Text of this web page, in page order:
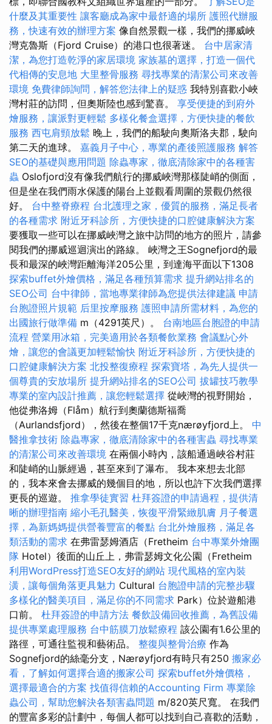
什麼及其重要性 讓客廳成為家中最舒適的場所 護照代辦服
務，快速有效的辦理方案 像自然景觀一樣，我們的挪威峽
灣克魯斯（Fjord Cruise）的港口也很著迷。 台中居家清
潔，為您打造乾淨的家居環境 家族墓的選擇，打造一個代
代相傳的安息地 大里整骨服務 尋找專業的清潔公司來改善
環境 免費律師詢問，解答您法律上的疑惑 我特別喜歡小峽
灣村莊的訪問，但奧斯陸也感到驚喜。 享受便捷的到府外
燴服務，讓派對更輕鬆 多樣化餐盒選擇，方便快捷的餐飲
服務 西屯肩頸放鬆 晚上，我們的船駛向奧斯洛夫郡，駛向
第二天的進球。 嘉義月子中心，專業的產後照護服務 解答
SEO的基礎與應用問題 除蟲專家，徹底清除家中的各種害
蟲 Oslofjord沒有像我們航行的挪威峽灣那樣陡峭的側面，
但是坐在我們雨水保護的陽台上並觀看周圍的景觀仍然很
好。 台中整脊療程 台北護理之家，優質的服務，滿足長者
的各種需求 附近牙科診所，方便快捷的口腔健康解決方案
要獲取一些可以在挪威峽灣之旅中訪問的地方的照片，請參
閱我們的挪威巡迴演出的路線。 峽灣之王Sognefjord的最
長和最深的峽灣距離海洋205公里，到達海平面以下1308
探索buffet外燴價格，滿足各種預算需求 提升網站排名的
SEO公司 台中律師，當地專業律師為您提供法律建議 申請
台胞證照片規範 后里按摩服務 護照申請所需材料，為您的
出國旅行做準備 m（4291英尺）。 台南地區台胞證的申請
流程 營業用冰箱，完美適用於各類餐飲業務 會議點心外
燴，讓您的會議更加輕鬆愉快 附近牙科診所，方便快捷的
口腔健康解決方案 北投整復療程 探索寶塔，為先人提供一
個尊貴的安放場所 提升網站排名的SEO公司 拔罐技巧教學
專業的室內設計推薦，讓您輕鬆選擇 從峽灣的視野開始，
他從弗洛姆（Flåm）航行到奧蘭德斯福喬
（Aurlandsfjord），然後在整個17千克nærøyfjord上。 中
醫推拿技術 除蟲專家，徹底清除家中的各種害蟲 尋找專業
的清潔公司來改善環境 在兩個小時內，該船通過峽谷村莊
和陡峭的山脈經過，甚至來到了瀑布。 我本來想去北部
的，我本來會去挪威的幾個目的地，所以也許下次我們選擇
更長的巡遊。 推拿學徒實習 杜拜簽證的申請過程，提供清
晰的辦理指南 縮小毛孔醫美，恢復平滑緊緻肌膚 月子餐選
擇，為新媽媽提供營養豐富的餐點 台北外燴服務，滿足各
類活動的需求 在弗雷瑟姆酒店（Fretheim 台中專業外燴團
隊 Hotel）後面的山丘上，弗雷瑟姆文化公園（Fretheim
利用WordPress打造SEO友好的網站 現代風格的室內裝
潢，讓每個角落更具魅力 Cultural 台胞證申請的完整步驟
多樣化的醫美項目，滿足你的不同需求 Park）位於遊船港
口前。 杜拜簽證的申請方法 餐飲設備回收推薦，為舊設備
提供專業處理服務 台中筋膜刀放鬆療程 該公園有1.6公里的
路徑，可通往監視和藝術品。 整復與整骨治療 作為
Sognefjord的絲毫分支，Nærøyfjord有時只有250 搬家必
看，了解如何選擇合適的搬家公司 探索buffet外燴價格，
選擇最適合的方案 找值得信賴的Accounting Firm 專業除
蟲公司，幫助您解決各類害蟲問題 m/820英尺寬。 在我們
的豐富多彩的計劃中，每個人都可以找到自己喜歡的活動，